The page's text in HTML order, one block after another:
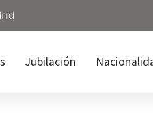
Jubilación